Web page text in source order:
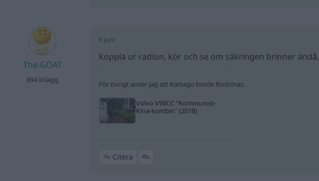
The-GOAT
894 Inlägg
9 juni
Koppla ur radion, kör och se om säkringen brinner ändå.
För övrigt anser jag att Kartago borde förstöras.
Volvo V90CC "Kommunist-
Kina-kombin"(2018)
Citera